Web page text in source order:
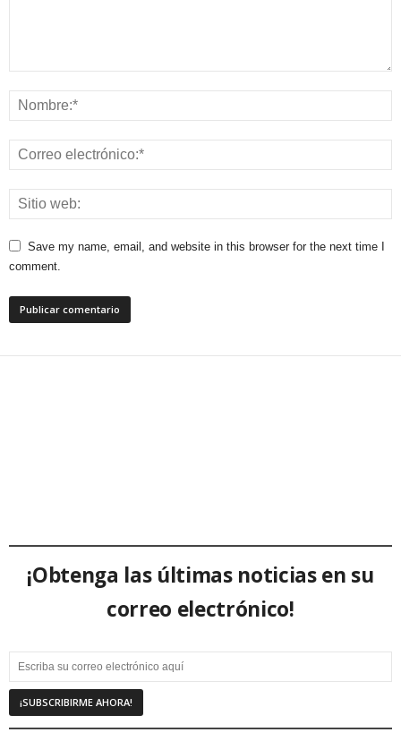
Save my name, email, and website in this browser for the next time I
comment.
¡Obtenga las últimas noticias en su
correo electrónico!